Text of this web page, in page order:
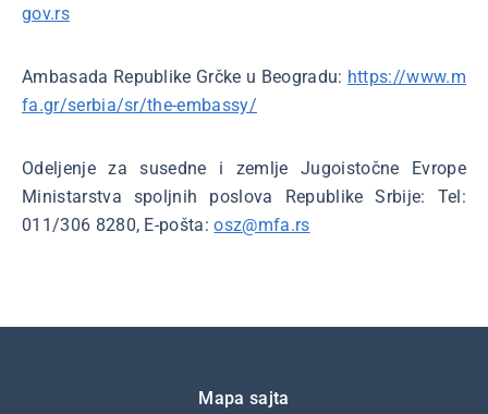
gov.rs
Ambasada Republike Grčke u Beogradu: https://www.m
fa.gr/serbia/sr/the-embassy/
Odeljenje za susedne i zemlje Jugoistočne Evrope
Ministarstva spoljnih poslova Republike Srbije: Tel:
011/306 8280, E-pošta:osz@mfa.rs
Mapa sajta